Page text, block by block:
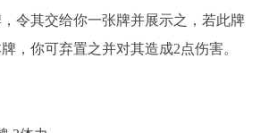
令其交给你一张牌并展示之，若此牌
你可弃置之并对其造成2点伤害。